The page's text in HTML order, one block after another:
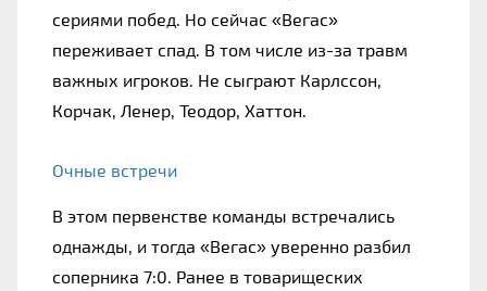
сериями побед. Но сейчас «Вегас»
переживает спад. В том числе из-за травм
важных игроков. Не сыграют Карлссон,
Корчак, Ленер, Теодор, Хаттон.
Очные встречи
В этом первенстве команды встречались
однажды, и тогда «Вегас» уверенно разбил
соперника 7:0. Ранее в товарищеских